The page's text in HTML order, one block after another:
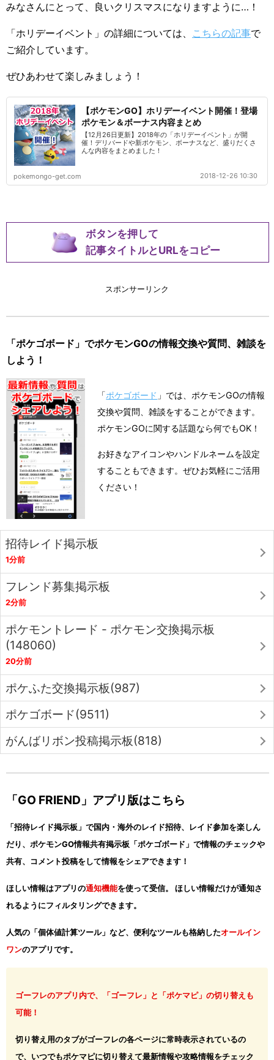
みなさんにとって、良いクリスマスになりますように…！
「ホリデーイベント」の詳細については、 こちらの記事で
ご紹介しています。
ぜひあわせて楽しみましょう！
【ポケモンGO】ホリデーイベント開催！登場
ポケモン＆ボーナス内容まとめ
【12月26日更新】2018年の「ホリデーイベント」が開
催！デリバードや新ポケモン、ボーナスなど、盛りだくさ
んな内容をまとめました！
pokemongo-get.com 2018-12-26 10:30
ボタンを押して
記事タイトルとURLをコピー
スポンサーリンク
「ポケゴボード」でポケモンGOの情報交換や質問、雑談を
しよう！
「ポケゴボード 」では、ポケモンGOの情報
交換や質問、雑談をすることができます。
ポケモンGOに関する話題なら何でもOK！
お好きなアイコンやハンドルネームを設定
することもできます。ぜひお気軽にご活用
ください！
招待レイド掲示板
1分前
フレンド募集掲示板
2分前
ポケモントレード - ポケモン交換掲示板
(148060)
20分前
ポケふた交換掲示板(987)
ポケゴボード(9511)
がんばリボン投稿掲示板(818)
「GO FRIEND」アプリ版はこちら
「招待レイド掲示板」で国内・海外のレイド招待、レイド参加を楽しん
だり、ポケモンGO情報共有掲示板「ポケゴボード」で情報のチェックや
共有、コメント投稿をして情報をシェアできます！
ほしい情報はアプリの通知機能を使って受信。 ほしい情報だけが通知さ
れるようにフィルタリングできます。
人気の「個体値計算ツール」など、便利なツールも格納したオールイン
ワンのアプリです。
ゴーフレのアプリ内で、「ゴーフレ」と「ポケマピ」の切り替えも
可能！
切り替え用のタブがゴーフレの各ページに常時表示されているの
で、いつでもポケマピに切り替えて最新情報や攻略情報をチェック